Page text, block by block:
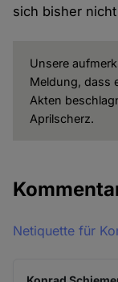
sich bisher
Unsere
Meldung, dass
Akten
Aprilscherz.
Netiquette für